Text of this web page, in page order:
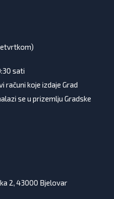
sati
računi koje izdaje Grad
se u prizemlju Gradske
2, 43000 Bjelovar